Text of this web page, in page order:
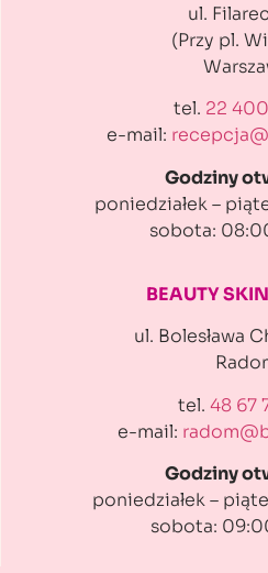
ul.
(Przy pl.
tel. 22
e-mail:
Godziny
poniedziałek –
sobota:
BEAUTY
ul. Bolesława
tel. 48 67
e-mail:
Godziny
poniedziałek –
sobota: